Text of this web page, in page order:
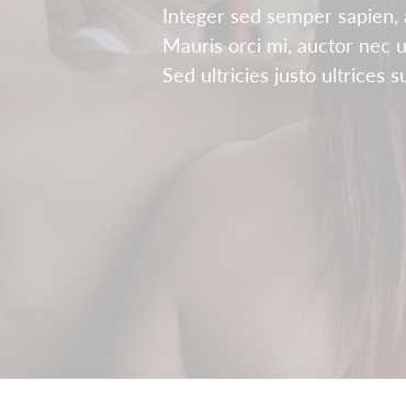
Integer sed semper sapien,
Mauris orci mi, auctor nec
Sed ultricies justo ultrices